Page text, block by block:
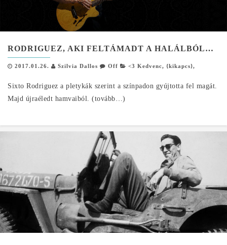
RODRIGUEZ, AKI FELTÁMADT A HALÁLBÓL…
2017.01.26. Szilvia Dallos Off <3 Kedvenc, {kikapcs},
Sixto Rodriguez a pletykák szerint a színpadon gyújtotta fel magát.
Majd újraéledt hamvaiból. (tovább…)